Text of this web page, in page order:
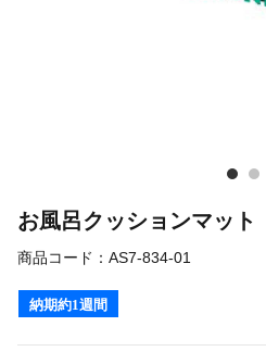
お風呂クッションマット
商品コード： AS7-834-01
納期約1週間